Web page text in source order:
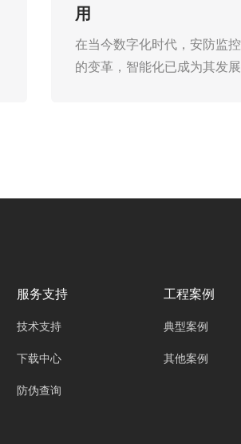
用
在当今数字化时代，安防监
的变革，智能化已成为其发
势，在安防监控领域的智能
服务支持
技术支持
下载中心
防伪查询
工程案例
典型案例
其他案例